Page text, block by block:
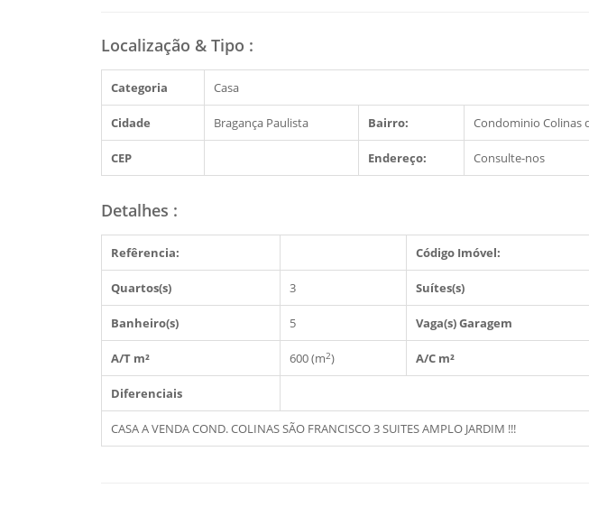
Localização & Tipo :
Categoria Casa
Cidade Bragança Paulista Bairro: Condominio Colinas
CEP Endereço: Consulte-nos
Detalhes :
Refêrencia: Código Imóvel:
Quartos(s) 3 Suítes(s)
Banheiro(s) 5 Vaga(s) Garagem
A/T m² 600 (m2) A/C m²
Diferenciais
CASA A VENDA COND. COLINAS SÃO FRANCISCO 3 SUITES AMPLO JARDIM !!!